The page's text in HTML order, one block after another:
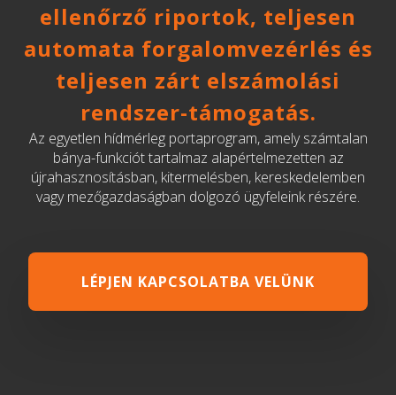
ellenőrző riportok, teljesen
automata forgalomvezérlés és
teljesen zárt elszámolási
rendszer-támogatás.
Az egyetlen hídmérleg portaprogram, amely számtalan
bánya-funkciót tartalmaz alapértelmezetten az
újrahasznosításban, kitermelésben, kereskedelemben
vagy mezőgazdaságban dolgozó ügyfeleink részére.
LÉPJEN KAPCSOLATBA VELÜNK